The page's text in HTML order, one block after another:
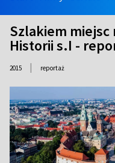
Szlakiem miejsc
Historii s.I -
2015 | reportaż